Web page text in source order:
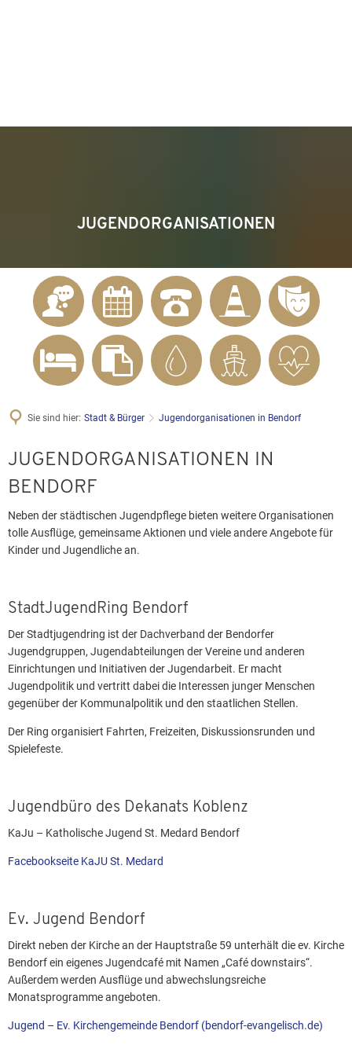
JUGENDORGANISATIONEN
Sie sind hier: Stadt & Bürger Jugendorganisationen in Bendorf
Jugendorganisationen
in
Bendorf
JUGENDORGANISATIONEN IN
BENDORF
Neben der städtischen Jugendpflege bieten weitere Organisationen
tolle Ausflüge, gemeinsame Aktionen und viele andere Angebote für
Kinder und Jugendliche an.
StadtJugendRing Bendorf
Der Stadtjugendring ist der Dachverband der Bendorfer
Jugendgruppen, Jugendabteilungen der Vereine und anderen
Einrichtungen und Initiativen der Jugendarbeit. Er macht
Jugendpolitik und vertritt dabei die Interessen junger Menschen
gegenüber der Kommunalpolitik und den staatlichen Stellen.
Der Ring organisiert Fahrten, Freizeiten, Diskussionsrunden und
Spielefeste.
Jugendbüro des Dekanats Koblenz
KaJu – Katholische Jugend St. Medard Bendorf
Facebookseite KaJU St. Medard
Ev. Jugend Bendorf
Direkt neben der Kirche an der Hauptstraße 59 unterhält die ev. Kirche
Bendorf ein eigenes Jugendcafé mit Namen „Café downstairs“.
Außerdem werden Ausflüge und abwechslungsreiche
Monatsprogramme angeboten.
Jugend – Ev. Kirchengemeinde Bendorf (bendorf-evangelisch.de)